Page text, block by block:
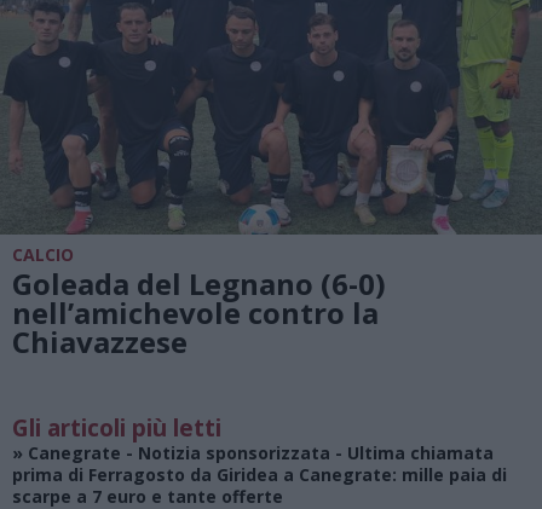
CALCIO
Goleada del Legnano (6-0)
nell’amichevole contro la
Chiavazzese
Gli articoli più letti
» Canegrate - Notizia sponsorizzata - Ultima chiamata
prima di Ferragosto da Giridea a Canegrate: mille paia di
scarpe a 7 euro e tante offerte